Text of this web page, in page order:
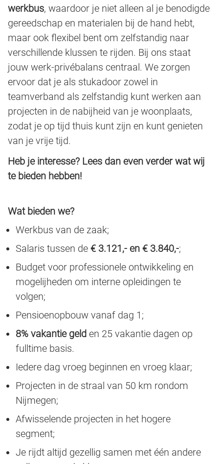
werkbus, waardoor je niet alleen al je benodigde
gereedschap en materialen bij de hand hebt,
maar ook flexibel bent om zelfstandig naar
verschillende klussen te rijden. Bij ons staat
jouw werk-privébalans centraal. We zorgen
ervoor dat je als stukadoor zowel in
teamverband als zelfstandig kunt werken aan
projecten in de nabijheid van je woonplaats,
zodat je op tijd thuis kunt zijn en kunt genieten
van je vrije tijd.
Heb je interesse? Lees dan even verder wat wij
te bieden hebben!
Wat bieden we?
Werkbus van de zaak;
Salaris tussen de € 3.121,- en € 3.840,-;
Budget voor professionele ontwikkeling en
mogelijheden om interne opleidingen te
volgen;
Pensioenopbouw vanaf dag 1;
8% vakantie geld en 25 vakantie dagen op
fulltime basis.
Iedere dag vroeg beginnen en vroeg klaar;
Projecten in de straal van 50 km rondom
Nijmegen;
Afwisselende projecten in het hogere
segment;
Je rijdt altijd gezellig samen met één andere